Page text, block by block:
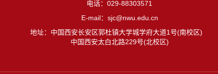
电话：029-88303571
E-mail：sjc@nwu.edu.cn
地址：中国西安长安区郭杜镇大学城学府大道1号(南校区)
中国西安太白北路229号(北校区)